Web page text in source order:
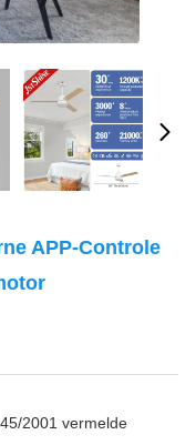
APP-Controle
2001 vermelde